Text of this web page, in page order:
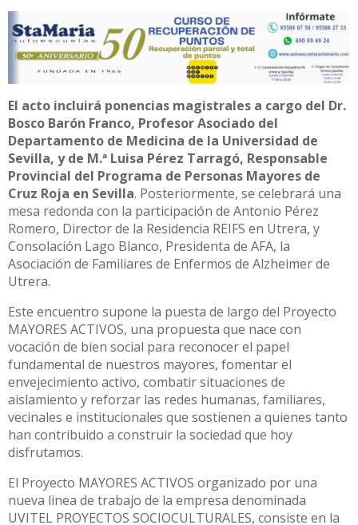
El acto incluirá ponencias magistrales a cargo del Dr.
Bosco Barón Franco, Profesor Asociado del
Departamento de Medicina de la Universidad de
Sevilla, y de M.ª Luisa Pérez Tarragó, Responsable
Provincial del Programa de Personas Mayores de
Cruz Roja en Sevilla. Posteriormente, se celebrará una
mesa redonda con la participación de Antonio Pérez
Romero, Director de la Residencia REIFS en Utrera, y
Consolación Lago Blanco, Presidenta de AFA, la
Asociación de Familiares de Enfermos de Alzheimer de
Utrera.
Este encuentro supone la puesta de largo del Proyecto
MAYORES ACTIVOS, una propuesta que nace con
vocación de bien social para reconocer el papel
fundamental de nuestros mayores, fomentar el
envejecimiento activo, combatir situaciones de
aislamiento y reforzar las redes humanas, familiares,
vecinales e institucionales que sostienen a quienes tanto
han contribuido a construir la sociedad que hoy
disfrutamos.
El Proyecto MAYORES ACTIVOS organizado por una
nueva linea de trabajo de la empresa denominada
UVITEL PROYECTOS SOCIOCULTURALES, consiste en la